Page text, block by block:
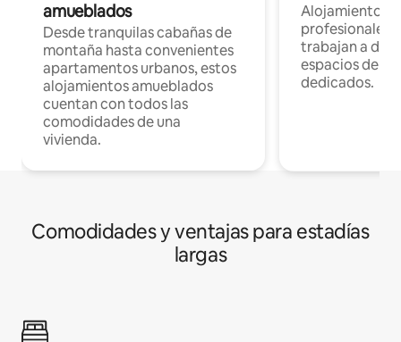
amueblados
Desde tranquilas cabañas de
montaña hasta convenientes
apartamentos urbanos, estos
alojamientos amueblados
cuentan con todos las
comodidades de una
vivienda.
Alojamientos
profesionales
trabajan a
espacios de
dedicados.
Comodidades y ventajas para estadías
largas